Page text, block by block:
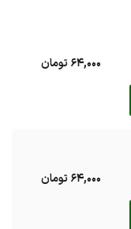
64,000 تومان
64,000 تومان